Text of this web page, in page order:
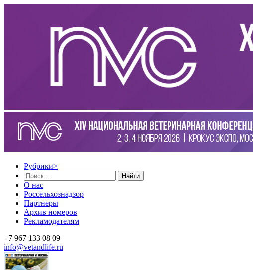
Рубрики>
Найти
О нас
Россельхознадзор
Партнеры
Архив номеров
Рекламодателям
+7 967 133 08 09
info@vetandlife.ru